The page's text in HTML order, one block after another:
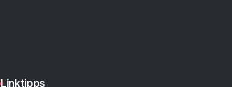
Linktipps